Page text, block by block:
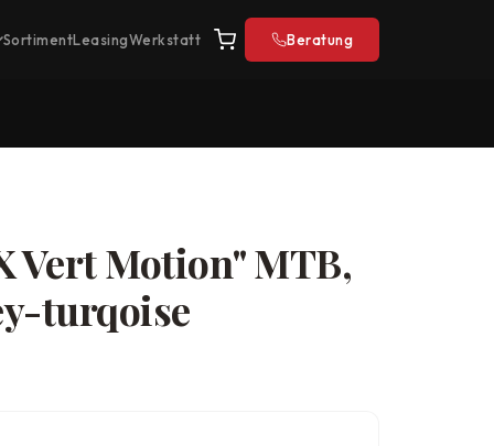
SortimentLeasingWerkstatt Beratung
Vert Motion" MTB,
turqoise